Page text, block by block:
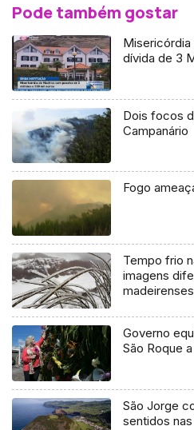
Pode também gostar
dívida de 3
Dois focos
Campanário
Fogo
Tempo frio
imagens
Governo
São Roque a
São Jorge
sentidos